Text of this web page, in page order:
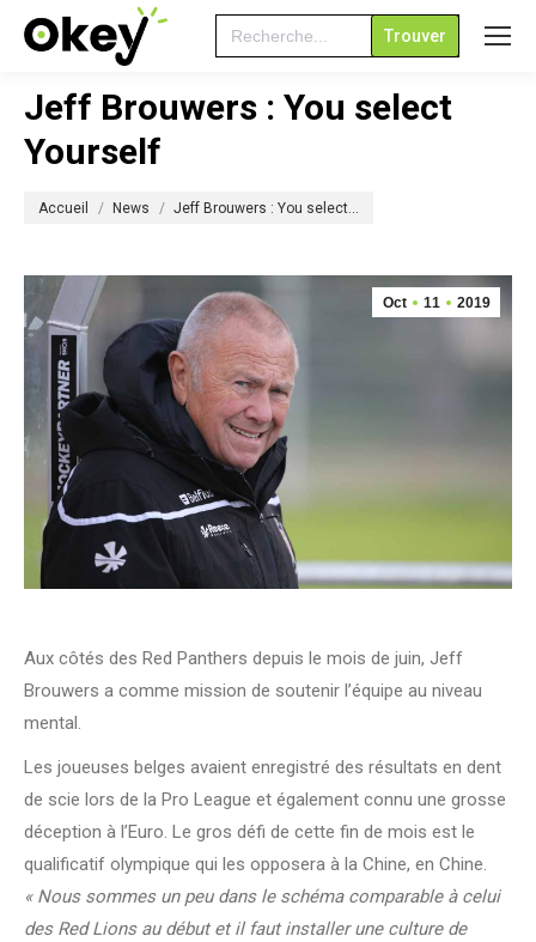
Search
for:
Jeff Brouwers : You select
Yourself
Accueil News Jeff Brouwers : You select…
Oct 11 2019
Aux côtés des Red Panthers depuis le mois de juin, Jeff
Brouwers a comme mission de soutenir l’équipe au niveau
mental.
Les joueuses belges avaient enregistré des résultats en dent
de scie lors de la Pro League et également connu une grosse
déception à l’Euro. Le gros défi de cette fin de mois est le
qualificatif olympique qui les opposera à la Chine, en Chine.
« Nous sommes un peu dans le schéma comparable à celui
des Red Lions au début et il faut installer une culture de